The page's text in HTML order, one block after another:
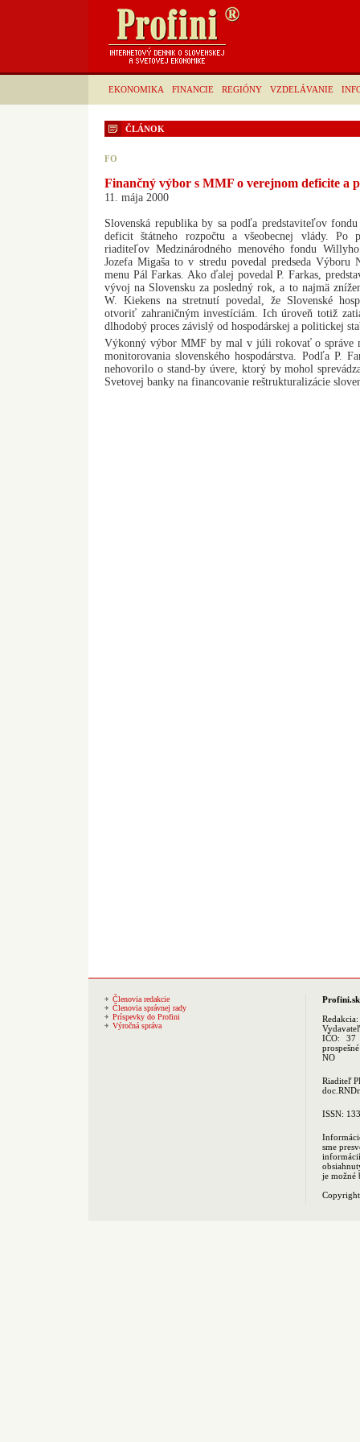
EKONOMIKA FINANCIE REGIÓNY VZDELÁVANIE
ČLÁNOK
FO
Finančný výbor s MMF o verejnom deficite a
11. mája 2000
Slovenská republika by sa podľa predstaviteľov
deficit štátneho rozpočtu a všeobecnej vlády. Po
riaditeľov Medzinárodného menového fondu
Jozefa Migaša to v stredu povedal predseda Výboru
menu Pál Farkas. Ako ďalej povedal P. Farkas,
vývoj na Slovensku za posledný rok, a to najmä
W. Kiekens na stretnutí povedal, že Slovenské
otvoriť zahraničným investíciám. Ich úroveň totiž
dlhodobý proces závislý od hospodárskej a politickej
Výkonný výbor MMF by mal v júli rokovať o správe
monitorovania slovenského hospodárstva. Podľa P.
nehovorilo o stand-by úvere, ktorý by mohol
Svetovej banky na financovanie reštrukturalizácie
Členovia redakcie
Členovia správnej rady
Príspevky do Profini
Výročná správa
Profini.sk
Redakcia:
IČO: 37
NO
Riaditeľ
ISSN:
sme
je možné